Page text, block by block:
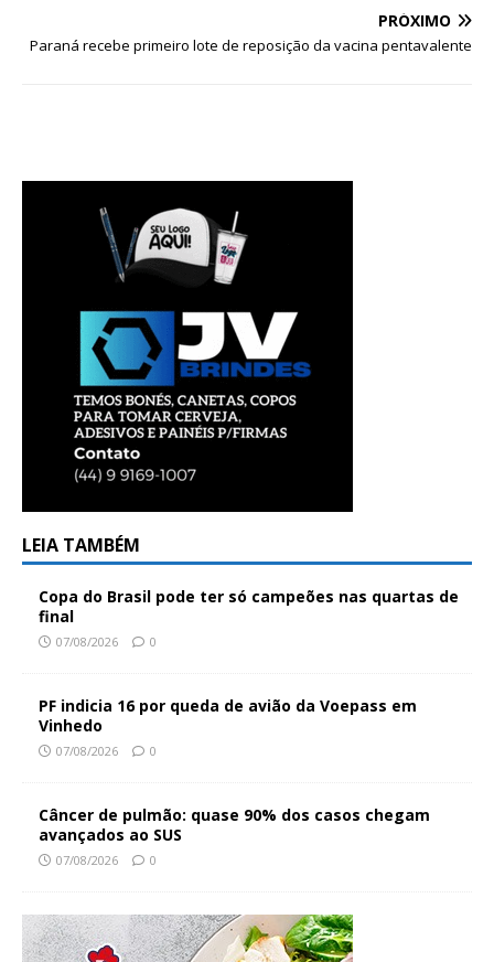
PRÓXIMO
Paraná recebe primeiro lote de reposição da vacina pentavalente
LEIA TAMBÉM
Copa do Brasil pode ter só campeões nas quartas de
final
07/08/2026 0
PF indicia 16 por queda de avião da Voepass em
Vinhedo
07/08/2026 0
Câncer de pulmão: quase 90% dos casos chegam
avançados ao SUS
07/08/2026 0